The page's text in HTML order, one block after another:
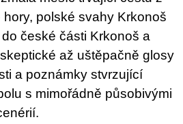
polské svahy Krkonoš
české části Krkonoš a
až uštěpačně glosy
a poznámky stvrzující
s mimořádně působivými